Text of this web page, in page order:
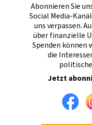
Abonnieren Sie
Social Media-
uns verpassen.
über finanzielle
Spenden können
die
Jetzt